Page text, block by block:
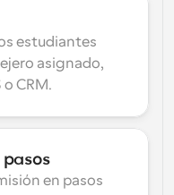
estudiantes
asignado,
CRM.
pasos
en pasos